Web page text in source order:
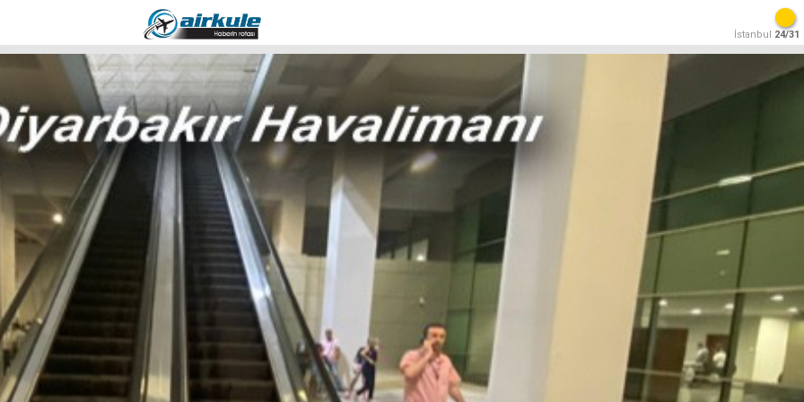
İstanbul 24/31